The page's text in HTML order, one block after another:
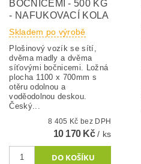
BOČNICEMI - 500 KG
- NAFUKOVACÍ KOLA
Skladem po výrobě
Plošinový vozík se sítí,
dvěma madly a dvěma
síťovými bočnicemi. Ložná
plocha 1100 x 700mm s
otěru odolnou a
voděodolnou deskou.
Český...
8 405 Kč bez DPH
10 170 Kč/ ks